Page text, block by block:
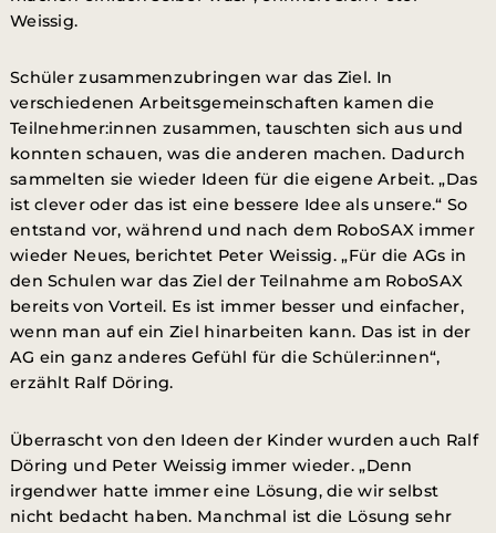
Weissig.
Schüler zusammenzubringen war das Ziel. In
verschiedenen Arbeitsgemeinschaften kamen die
Teilnehmer:innen zusammen, tauschten sich aus und
konnten schauen, was die anderen machen. Dadurch
sammelten sie wieder Ideen für die eigene Arbeit. „Das
ist clever oder das ist eine bessere Idee als unsere.“ So
entstand vor, während und nach dem RoboSAX immer
wieder Neues, berichtet Peter Weissig. „Für die AGs in
den Schulen war das Ziel der Teilnahme am RoboSAX
bereits von Vorteil. Es ist immer besser und einfacher,
wenn man auf ein Ziel hinarbeiten kann. Das ist in der
AG ein ganz anderes Gefühl für die Schüler:innen“,
erzählt Ralf Döring.
Überrascht von den Ideen der Kinder wurden auch Ralf
Döring und Peter Weissig immer wieder. „Denn
irgendwer hatte immer eine Lösung, die wir selbst
nicht bedacht haben. Manchmal ist die Lösung sehr